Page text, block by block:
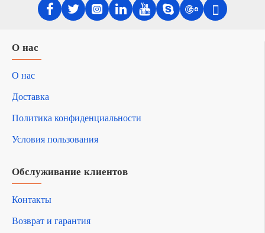
О нас
О нас
Доставка
Политика конфиденциальности
Условия пользования
Обслуживание клиентов
Контакты
Возврат и гарантия